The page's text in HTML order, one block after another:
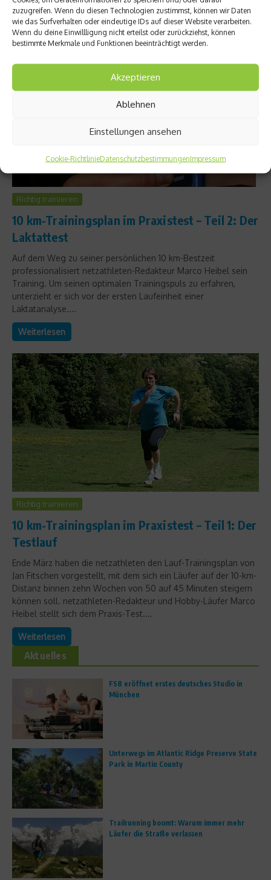
zuzugreifen. Wenn du diesen Technologien zustimmst, können wir Daten
wie das Surfverhalten oder eindeutige IDs auf dieser Website verarbeiten.
Wenn du deine Einwillligung nicht erteilst oder zurückziehst, können
bestimmte Merkmale und Funktionen beeinträchtigt werden.
Akzeptieren
Ablehnen
Einstellungen ansehen
Cookie-RichtlinieDatenschutzbestimmungenImpressum
Anfang schwer....
Weiterlesen
Richtig trainieren
10 km-Trainingsplan im Praxistest – Teil 2: Der
Laktattest
Auf dem Weg zu seiner persönlichen 10 km-Bestzeit
professionalisiert netzathleten-Redakteur Marco Heibel sein
Training. Um seinen optimalen Trainingspuls zu erfahren,
unterzieht er sich vor der ersten Laufeinheit einer
Laktatanalyse....
Weiterlesen
Richtig trainieren
10 km-Trainingsplan im Praxistest – Teil 1: Der
Testlauf
Ende März haben die netzathleten den Lauf-Trainingsplan von
Jan Fitschen vorgestellt, mit dem sich ein Läufer auf der 10-km-
Distanz binnen zehn Wochen von 50 auf 45 Minuten steigern
können soll. netzathleten-Redakteur und Hobby-Läufer Marco
Heibel stellt sich dem Praxis-Test....
Weiterlesen
Aktuelles
FS8 eröffnet erstes deutsches Studio in
München
Unterwegs im Atlantic Ridge Preserve State
Park in Martin County
Trailrunning boomt: Warum immer mehr
Läufer die Straße verlassen